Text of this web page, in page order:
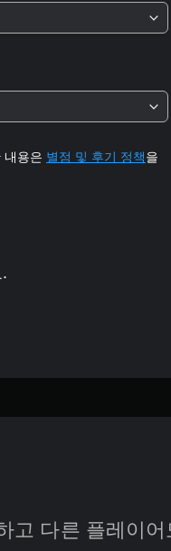
내용은 별점 및 후기 정책을
고 다른 플레이